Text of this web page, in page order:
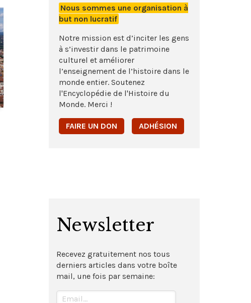
Nous sommes une organisation à
but non lucratif
Notre mission est d’inciter les gens
à s’investir dans le patrimoine
culturel et améliorer
l’enseignement de l’histoire dans le
monde entier. Soutenez
l'Encyclopédie de l'Histoire du
Monde. Merci !
FAIRE UN DON ADHÉSION
Newsletter
Recevez gratuitement nos tous
derniers articles dans votre boîte
mail, une fois par semaine: